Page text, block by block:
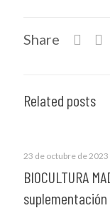
Share
Related posts
23 de octubre de 2023
BIOCULTURA